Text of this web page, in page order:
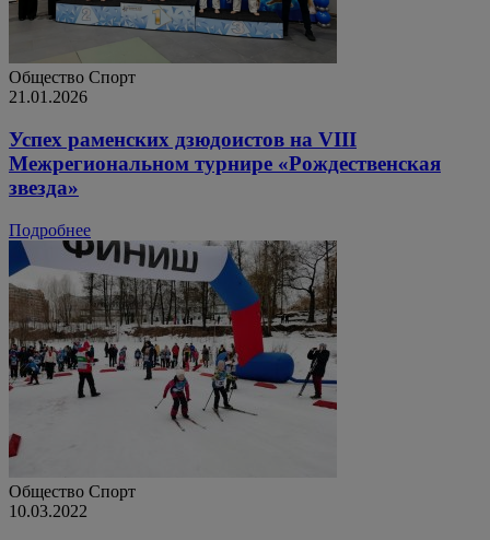
Общество Спорт
21.01.2026
Успех раменских дзюдоистов на VIII
Межрегиональном турнире «Рождественская
звезда»
Подробнее
Общество Спорт
10.03.2022